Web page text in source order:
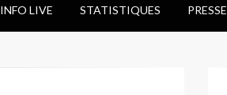
INFO LIVE STATISTIQUES PRESSE